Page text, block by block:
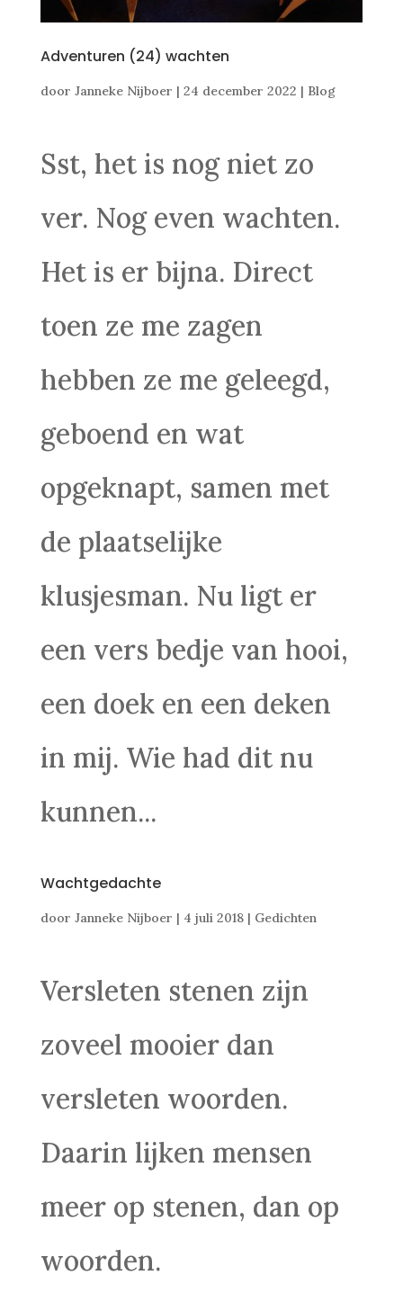
Adventuren (24) wachten
door Janneke Nijboer | 24 december 2022 | Blog
Sst, het is nog niet zo
ver. Nog even wachten.
Het is er bijna. Direct
toen ze me zagen
hebben ze me geleegd,
geboend en wat
opgeknapt, samen met
de plaatselijke
klusjesman. Nu ligt er
een vers bedje van hooi,
een doek en een deken
in mij. Wie had dit nu
kunnen...
Wachtgedachte
door Janneke Nijboer | 4 juli 2018| Gedichten
Versleten stenen zijn
zoveel mooier dan
versleten woorden.
Daarin lijken mensen
meer op stenen, dan op
woorden.